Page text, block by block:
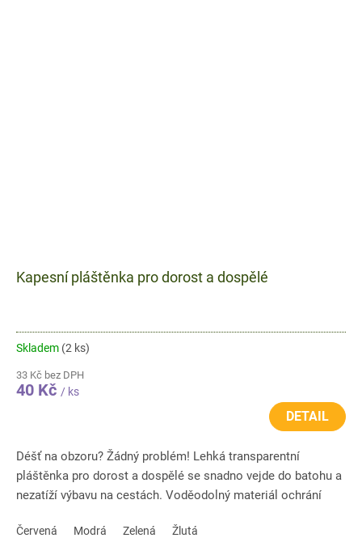
Kapesní pláštěnka pro dorost a dospělé
Skladem (2 ks)
33 Kč bez DPH
40 Kč / ks
DETAIL
Déšť na obzoru? Žádný problém! Lehká transparentní
pláštěnka pro dorost a dospělé se snadno vejde do batohu a
nezatíží výbavu na cestách. Voděodolný materiál ochrání
Červená Modrá Zelená Žlutá